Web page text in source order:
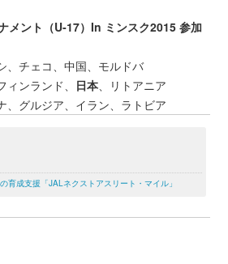
メント（U‐17）In ミンスク2015 参加
、チェコ、中国、モルドバ
ンランド、 日本 、リトアニア
、グルジア、イラン、ラトビア
育成支援「JALネクストアスリート・マイル」